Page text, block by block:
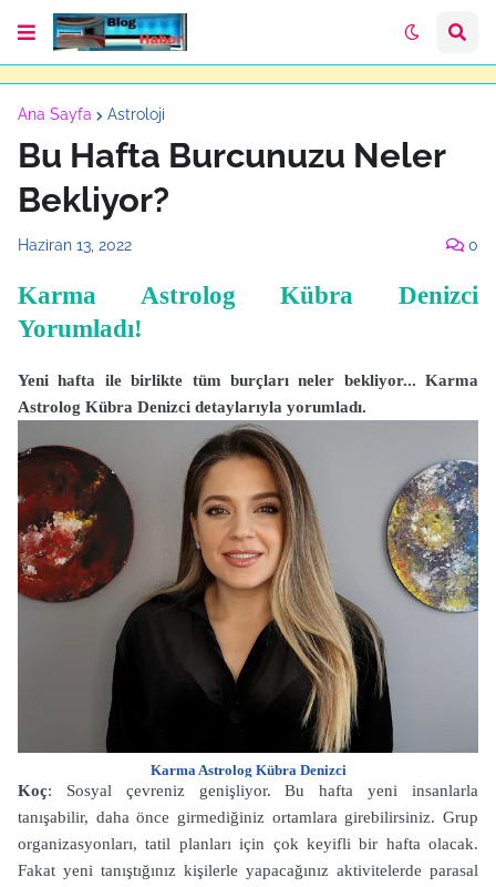
Ana Sayfa Astroloji
Bu Hafta Burcunuzu Neler
Bekliyor?
Haziran 13, 2022 0
Karma Astrolog Kübra Denizci
Yorumladı!
Yeni hafta ile birlikte tüm burçları neler bekliyor... Karma
Astrolog Kübra Denizci detaylarıyla yorumladı.
Karma Astrolog Kübra Denizci
Koç: Sosyal çevreniz genişliyor. Bu hafta yeni insanlarla
tanışabilir, daha önce girmediğiniz ortamlara girebilirsiniz. Grup
organizasyonları, tatil planları için çok keyifli bir hafta olacak.
Fakat yeni tanıştığınız kişilerle yapacağınız aktivitelerde parasal